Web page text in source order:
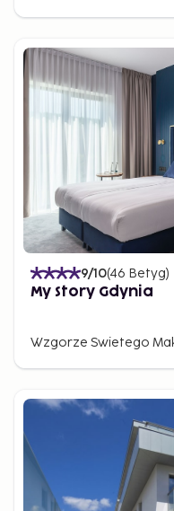
9/10(46 Betyg)
My Story Gdynia
Wzgorze Swietego